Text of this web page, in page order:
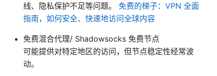
线、隐私保护不足等问题。 免费的梯子：VPN 全面
指南，如何安全、快速地访问全球内容
免费混合代理/ Shadowsocks 免费节点
可能提供对特定地区的访问，但节点稳定性经常波
动。